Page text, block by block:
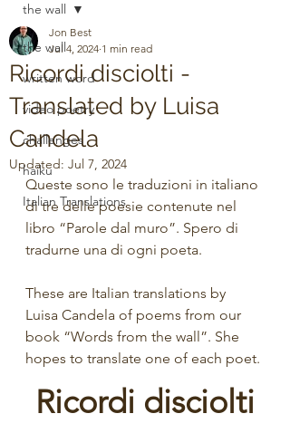
the wall
written word
video poetry
challenges
haiku
Italian Translations
the wall
Ricordi disciolti -
Translated by Luisa
Candela
Jon Best
Jul 4, 2024 1 min read
Updated: Jul 7, 2024
Queste sono le traduzioni in italiano
di tre delle poesie contenute nel
libro “Parole dal muro”. Spero di
tradurne una di ogni poeta.
These are Italian translations by
Luisa Candela of poems from our
book “Words from the wall”. She
hopes to translate one of each poet.
Ricordi disciolti